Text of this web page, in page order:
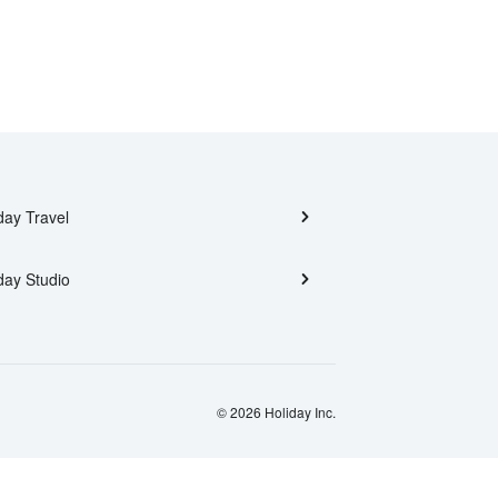
Travel
Studio
© 2026 Holiday Inc.